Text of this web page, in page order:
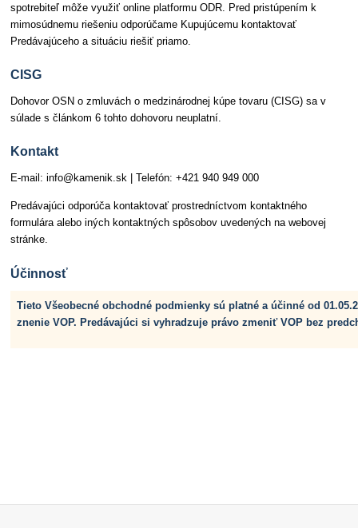
spotrebiteľ môže využiť online platformu ODR. Pred pristúpením k
mimosúdnemu riešeniu odporúčame Kupujúcemu kontaktovať
Predávajúceho a situáciu riešiť priamo.
CISG
Dohovor OSN o zmluvách o medzinárodnej kúpe tovaru (CISG) sa v
súlade s článkom 6 tohto dohovoru neuplatní.
Kontakt
E-mail: info@kamenik.sk | Telefón: +421 940 949 000
Predávajúci odporúča kontaktovať prostredníctvom kontaktného
formulára alebo iných kontaktných spôsobov uvedených na webovej
stránke.
Účinnosť
Tieto Všeobecné obchodné podmienky sú platné a účinné od
znenie VOP. Predávajúci si vyhradzuje právo zmeniť VOP bez